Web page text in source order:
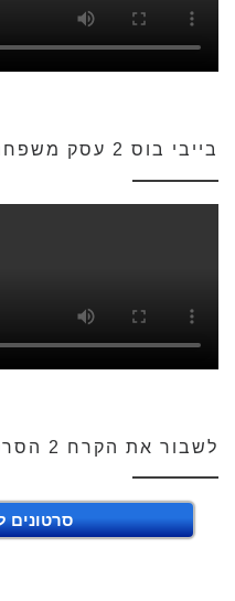
בייבי בוס 2 עסק משפחתי – טריילר רשמי מדובב
לשבור את הקרח 2 הסרט
סרטונים